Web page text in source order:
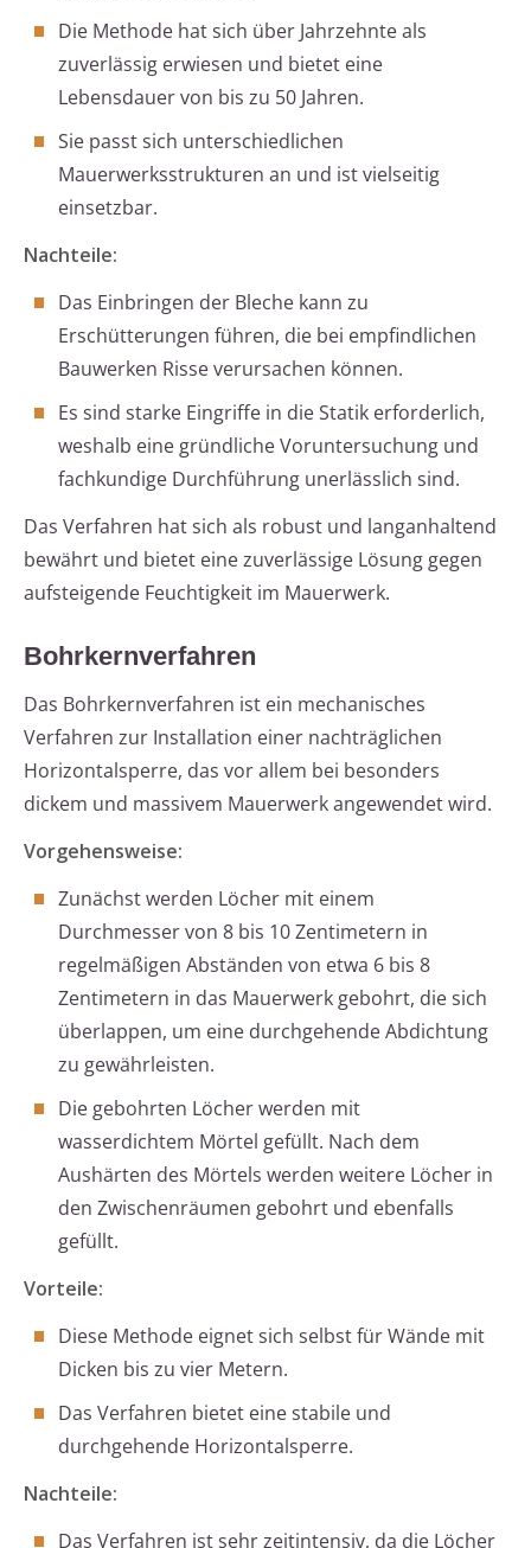
Die Methode hat sich über Jahrzehnte als
zuverlässig erwiesen und bietet eine
Lebensdauer von bis zu 50 Jahren.
Sie passt sich unterschiedlichen
Mauerwerksstrukturen an und ist vielseitig
einsetzbar.
Nachteile:
Das Einbringen der Bleche kann zu
Erschütterungen führen, die bei empfindlichen
Bauwerken Risse verursachen können.
Es sind starke Eingriffe in die Statik erforderlich,
weshalb eine gründliche Voruntersuchung und
fachkundige Durchführung unerlässlich sind.
Das Verfahren hat sich als robust und langanhaltend
bewährt und bietet eine zuverlässige Lösung gegen
aufsteigende Feuchtigkeit im Mauerwerk.
Bohrkernverfahren
Das Bohrkernverfahren ist ein mechanisches
Verfahren zur Installation einer nachträglichen
Horizontalsperre, das vor allem bei besonders
dickem und massivem Mauerwerk angewendet wird.
Vorgehensweise:
Zunächst werden Löcher mit einem
Durchmesser von 8 bis 10 Zentimetern in
regelmäßigen Abständen von etwa 6 bis 8
Zentimetern in das Mauerwerk gebohrt, die sich
überlappen, um eine durchgehende Abdichtung
zu gewährleisten.
Die gebohrten Löcher werden mit
wasserdichtem Mörtel gefüllt. Nach dem
Aushärten des Mörtels werden weitere Löcher in
den Zwischenräumen gebohrt und ebenfalls
gefüllt.
Vorteile:
Diese Methode eignet sich selbst für Wände mit
Dicken bis zu vier Metern.
Das Verfahren bietet eine stabile und
durchgehende Horizontalsperre.
Nachteile:
Das Verfahren ist sehr zeitintensiv, da die Löcher